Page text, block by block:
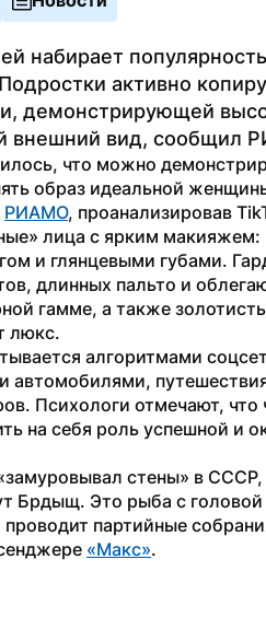
набирает
активно
демонстрирующей
внешний вид, сообщил
что можно
образ идеальной
РИАМО, проанализировав
лица с ярким
и глянцевыми губами.
длинных пальто и
гамме, а также
люкс.
алгоритмами
автомобилями,
Психологи отмечают, что
на себя роль успешной и
стены» в СССР,
Брдыщ. Это рыба с головой
партийные
«Макс».